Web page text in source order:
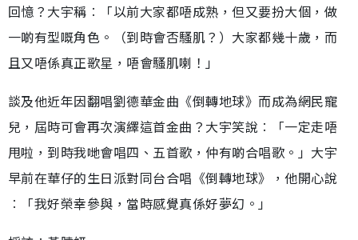
回憶？大宇稱︰「以前大家都唔成熟，但又要扮大個，做
一啲有型嘅角色。（到時會否騷肌？）大家都幾十歲，而
且又唔係真正歌星，唔會騷肌喇！」
談及他近年因翻唱劉德華金曲《倒轉地球》而成為網民寵
兒，屆時可會再次演繹這首金曲？大宇笑說︰「一定走唔
甩啦，到時我哋會唱四、五首歌，仲有啲合唱歌。」大宇
早前在華仔的生日派對同台合唱《倒轉地球》，他開心說
︰「我好榮幸參與，當時感覺真係好夢幻。」